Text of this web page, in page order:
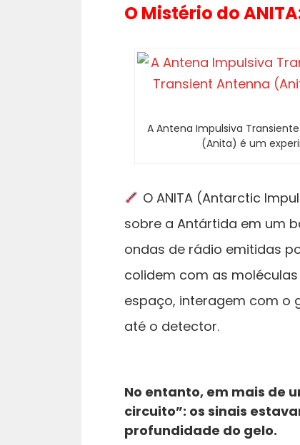
O Mistério do
A Antena Impulsiva
(Anita) é um
O ANITA (Antarctic
sobre a Antártida em um
ondas de rádio emitidas
colidem com as
espaço, interagem com o
até o detector.
No entanto, em mais de
circuito”: os sinais
profundidade do gelo.